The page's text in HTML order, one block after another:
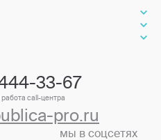
33-67
call-центра
pro.ru
мы в соцсетях